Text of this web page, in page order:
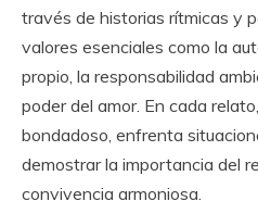
través de historias rítmicas y
valores esenciales como la
propio, la responsabilidad
poder del amor. En cada
bondadoso, enfrenta
demostrar la importancia del
convivencia armoniosa.